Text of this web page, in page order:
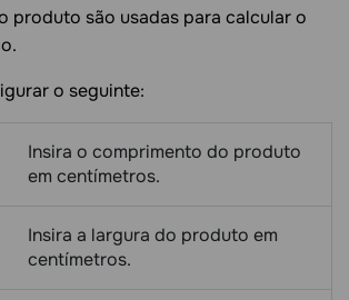
produto são usadas para calcular o
o seguinte:
Insira o comprimento do produto
em centímetros.
Insira a largura do produto em
centímetros.